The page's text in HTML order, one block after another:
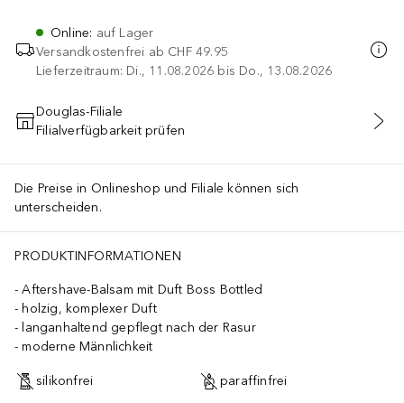
Online: auf Lager
Versandkostenfrei ab CHF 49.95
Lieferzeitraum: Di., 11.08.2026 bis Do., 13.08.2026
IN DEN WARENKORB
Douglas-Filiale
Filialverfügbarkeit prüfen
Die Preise in Onlineshop und Filiale können sich
unterscheiden.
PRODUKTINFORMATIONEN
Aftershave-Balsam mit Duft Boss Bottled
holzig, komplexer Duft
langanhaltend gepflegt nach der Rasur
moderne Männlichkeit
silikonfrei paraffinfrei